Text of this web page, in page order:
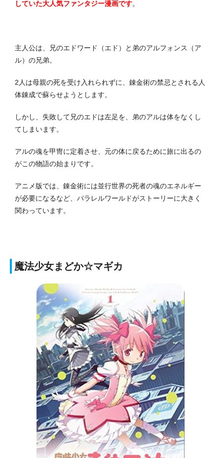
していた大人気ファンタジー漫画です。
主人公は、兄のエドワード（エド）と弟のアルフォンス（ア
ル）の兄弟。
2人は母親の死を受け入れられずに、錬金術の禁忌とされる人
体錬成で蘇らせようとします。
しかし、失敗して兄のエドは左足を、弟のアルは体をなくし
てしまいます。
アルの魂を甲冑に定着させ、元の体に戻るために旅に出るの
がこの物語の始まりです。
アニメ版では、錬金術には並行世界の死者の魂のエネルギー
が必要になるなど、パラレルワールドがストーリーに大きく
関わっています。
魔法少女まどか☆マギカ